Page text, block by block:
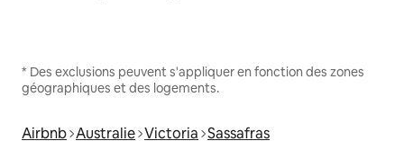
* Des exclusions peuvent s'appliquer en fonction des zones
géographiques et des logements.
Airbnb Australie Victoria Sassafras